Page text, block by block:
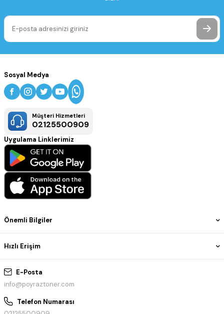
E-Posta
info@poyraztoner.com
Telefon Numarası
Önemli Bilgiler
Hızlı Erişim
Sosyal Medya
Müşteri Hizmetleri
02125500909
Uygulama Linklerimiz